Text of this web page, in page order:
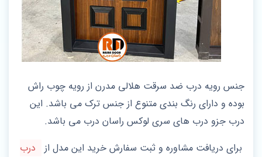
جنس رویه درب ضد سرقت هلالی مدرن از رویه چوب راش
بوده و دارای رنگ بندی متنوع از جنس ترک می باشد. این
درب جزو درب های سری لوکس راسان درب می باشد.
برای دریافت مشاوره و ثبت سفارش خرید این مدل از
درب